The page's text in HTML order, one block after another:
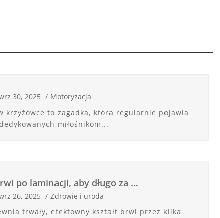
30, 2025 / Motoryzacja
krzyżówce to zagadka, która regularnie pojawia
miłośnikom...
po laminacji, aby długo za …
26, 2025 / Zdrowie i uroda
trwały, efektowny kształt brwi przez kilka